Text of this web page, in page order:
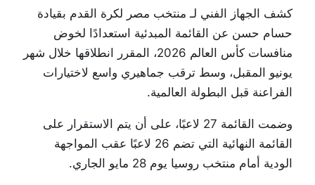
كشف الجهاز الفني لـ منتخب مصر لكرة القدم بقيادة
حسام حسن عن القائمة المبدئية استعدادًا لخوض
منافسات كأس العالم 2026، المقرر انطلاقها خلال شهر
يونيو المقبل، وسط ترقب جماهيري واسع لاختيارات
الفراعنة قبل البطولة العالمية.
وضمت القائمة 27 لاعبًا، على أن يتم الاستقرار على
القائمة النهائية التي تضم 26 لاعبًا عقب المواجهة
الودية أمام منتخب روسيا يوم 28 مايو الجاري.